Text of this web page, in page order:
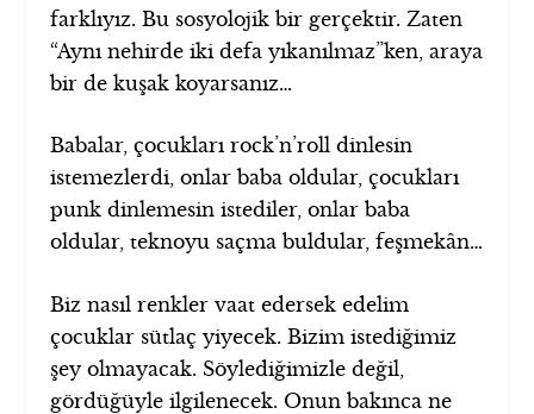
farklıyız. Bu sosyolojik bir gerçektir. Zaten
“Aynı nehirde iki defa yıkanılmaz”ken, araya
bir de kuşak koyarsanız…
Babalar, çocukları rock’n’roll dinlesin
istemezlerdi, onlar baba oldular, çocukları
punk dinlemesin istediler, onlar baba
oldular, teknoyu saçma buldular, feşmekân…
Biz nasıl renkler vaat edersek edelim
çocuklar sütlaç yiyecek. Bizim istediğimiz
şey olmayacak. Söylediğimizle değil,
gördüğüyle ilgilenecek. Onun bakınca ne